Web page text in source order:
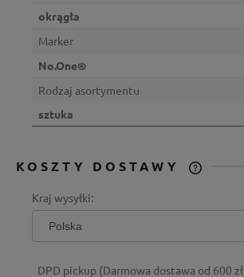
okrągła
Marker
No.One®
Rodzaj asortymentu
sztuka
KOSZTY DOSTAWY
KOSZTÓW PŁATNOŚCI
Kraj wysyłki:
DPD pickup (Darmowa dostawa od 600